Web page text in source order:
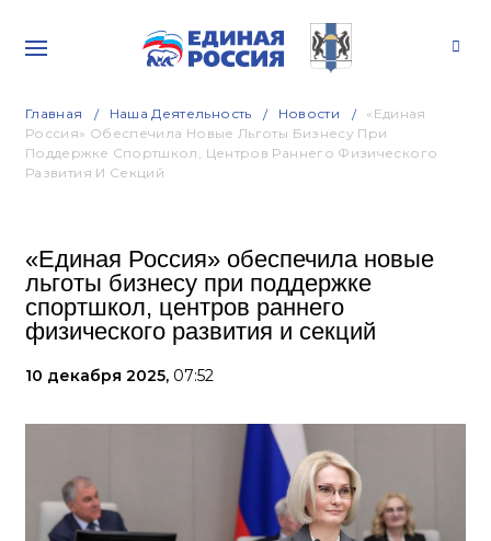
Главная Наша Деятельность Новости
«Единая
Россия» Обеспечила Новые Льготы Бизнесу При
Поддержке Спортшкол, Центров Раннего Физического
Развития И Секций
«Единая Россия» обеспечила новые
льготы бизнесу при поддержке
спортшкол, центров раннего
физического развития и секций
10 декабря 2025, 07:52